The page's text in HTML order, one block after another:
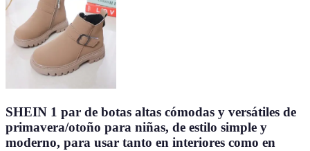
SHEIN 1 par de botas altas cómodas y versátiles de
primavera/otoño para niñas, de estilo simple y
moderno, para usar tanto en interiores como en